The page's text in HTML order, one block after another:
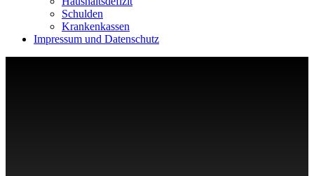
Schulden
Krankenkassen
Impressum und Datenschutz